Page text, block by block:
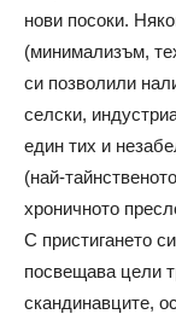
нови посоки.
(минимализъм,
си позволили
селски,
един тих и
(най-
хроничното
С пристигането
посвещава цели
скандинавците,